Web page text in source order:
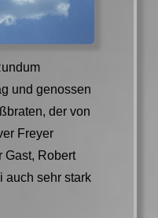
und genossen
der von
Freyer
Gast, Robert
auch sehr stark